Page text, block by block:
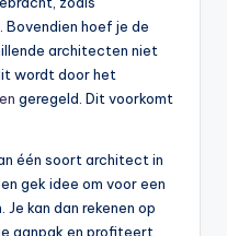
hoef je de
architecten niet
wordt door het
geregeld. Dit voorkomt
één soort architect in
gek idee om voor een
kan dan rekenen op
aanpak en profiteert,